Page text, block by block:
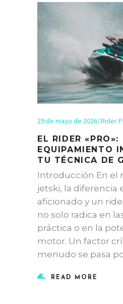
29 de mayo de 2026 Rider
EL RIDER «PRO»:
EQUIPAMIENTO
TU TÉCNICA DE
Introducción En el
jetski, la diferencia
aficionado y un
no solo radica en
práctica o en la
motor. Un factor
menudo se pasa
READ MORE